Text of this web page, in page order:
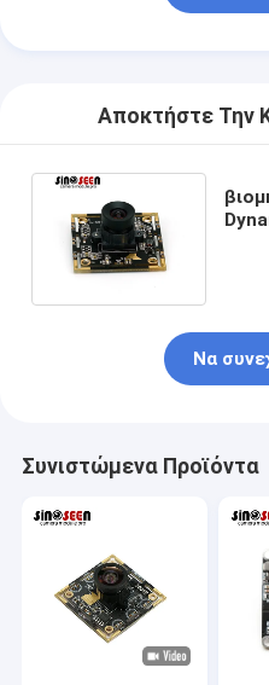
Αποκτήστε Την
Να
Συνιστώμενα Προϊόντα